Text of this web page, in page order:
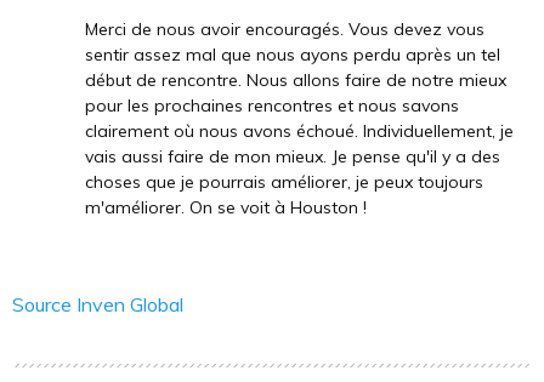
Merci de nous avoir encouragés. Vous devez vous
sentir assez mal que nous ayons perdu après un tel
début de rencontre. Nous allons faire de notre mieux
pour les prochaines rencontres et nous savons
clairement où nous avons échoué. Individuellement, je
vais aussi faire de mon mieux. Je pense qu'il y a des
choses que je pourrais améliorer, je peux toujours
m'améliorer. On se voit à Houston !
Source Inven Global